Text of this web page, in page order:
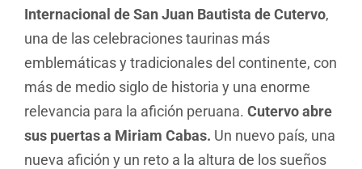
Internacional de San Juan Bautista de Cutervo,
una de las celebraciones taurinas más
emblemáticas y tradicionales del continente, con
más de medio siglo de historia y una enorme
relevancia para la afición peruana. Cutervo abre
sus puertas a Miriam Cabas. Un nuevo país, una
nueva afición y un reto a la altura de los sueños